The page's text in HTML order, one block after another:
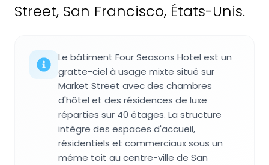
Street, San Francisco, États-Unis.
Le bâtiment Four Seasons Hotel est un
gratte-ciel à usage mixte situé sur
Market Street avec des chambres
d'hôtel et des résidences de luxe
réparties sur 40 étages. La structure
intègre des espaces d'accueil,
résidentiels et commerciaux sous un
même toit au centre-ville de San